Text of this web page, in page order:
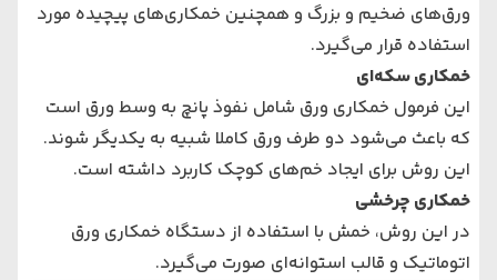
ورق‌های ضخیم و بزرگ و همچنین خمکاری‌های پیچیده مورد
استفاده قرار می‌گیرد.
خمکاری سکه‌ای
این فرمول خمکاری ورق شامل نفوذ پانچ به وسط ورق است
که باعث می‌شود دو طرف ورق کاملا شبیه به یکدیگر شوند.
این روش برای ایجاد خم‌های کوچک کاربرد داشته است.
خمکاری چرخشی
در این روش، خمش با استفاده از دستگاه خمکاری ورق
اتوماتیک و قالب استوانه‌ای صورت می‌گیرد.